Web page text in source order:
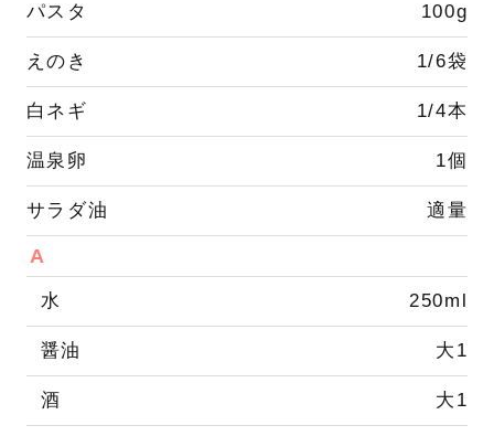
パスタ 100g
えのき 1/6袋
白ネギ 1/4本
温泉卵 1個
サラダ油 適量
A
水 250ml
醤油 大1
酒 大1